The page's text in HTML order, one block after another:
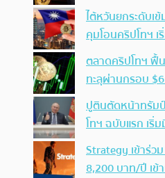
ไต้หวันยกระดับเ
คุมโอนคริปโทฯ
ตลาดคริปโทฯ ฟื้
ทะลุผ่านกรอบ
ปูตินตัดหน้าทรัม
โทฯ ฉบับแรก เริ่
Strategy เข้าร่ว
8,200 บาท/ปี เ